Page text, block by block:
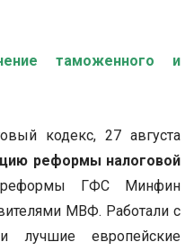
таможенного и
кодекс, 27 августа
реформы налоговой
ГФС Минфин
МВФ. Работали с
лучшие европейские